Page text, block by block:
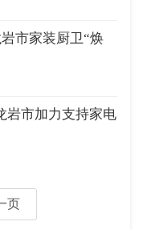
市家装厨卫“焕
岩市加力支持家电
页